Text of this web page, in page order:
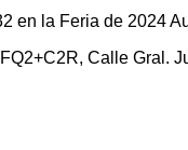
en la Feria de 2024
Calle Gral.